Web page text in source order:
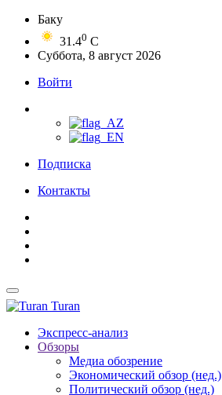
Баку
31.40 C
Суббота, 8 август 2026
Войти
Подписка
Контакты
Turan
Экспресс-анализ
Обзоры
Медиа обозрение
Экономический обзор (нед.)
Политический обзор (нед.)